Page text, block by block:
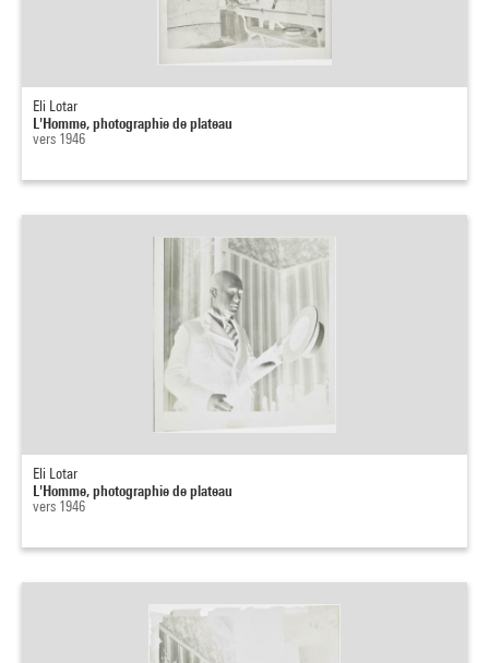
Eli Lotar
L'Homme, photographie de plateau
vers 1946
Eli Lotar
L'Homme, photographie de plateau
vers 1946